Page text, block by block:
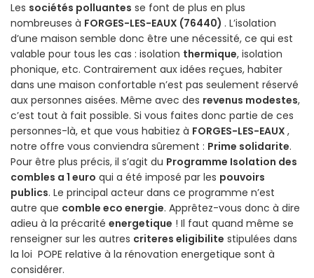
Les sociétés polluantes se font de plus en plus
nombreuses à FORGES-LES-EAUX (76440) . L’isolation
d’une maison semble donc être une nécessité, ce qui est
valable pour tous les cas : isolation thermique, isolation
phonique, etc. Contrairement aux idées reçues, habiter
dans une maison confortable n’est pas seulement réservé
aux personnes aisées. Même avec des revenus modestes,
c’est tout à fait possible. Si vous faites donc partie de ces
personnes-là, et que vous habitiez à FORGES-LES-EAUX ,
notre offre vous conviendra sûrement : Prime solidarite.
Pour être plus précis, il s’agit du Programme Isolation des
combles a 1 euro qui a été imposé par les pouvoirs
publics. Le principal acteur dans ce programme n’est
autre que comble eco energie. Apprêtez-vous donc à dire
adieu à la précarité energetique ! Il faut quand même se
renseigner sur les autres criteres eligibilite stipulées dans
la loi POPE relative à la rénovation energetique sont à
considérer.